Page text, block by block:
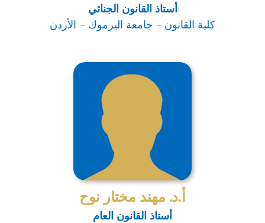
أستاذ القانون الجنائي
كلية القانون – جامعة اليرموك – الأردن
أ.د. مهند مختار نوح
أستاذ القانون العام